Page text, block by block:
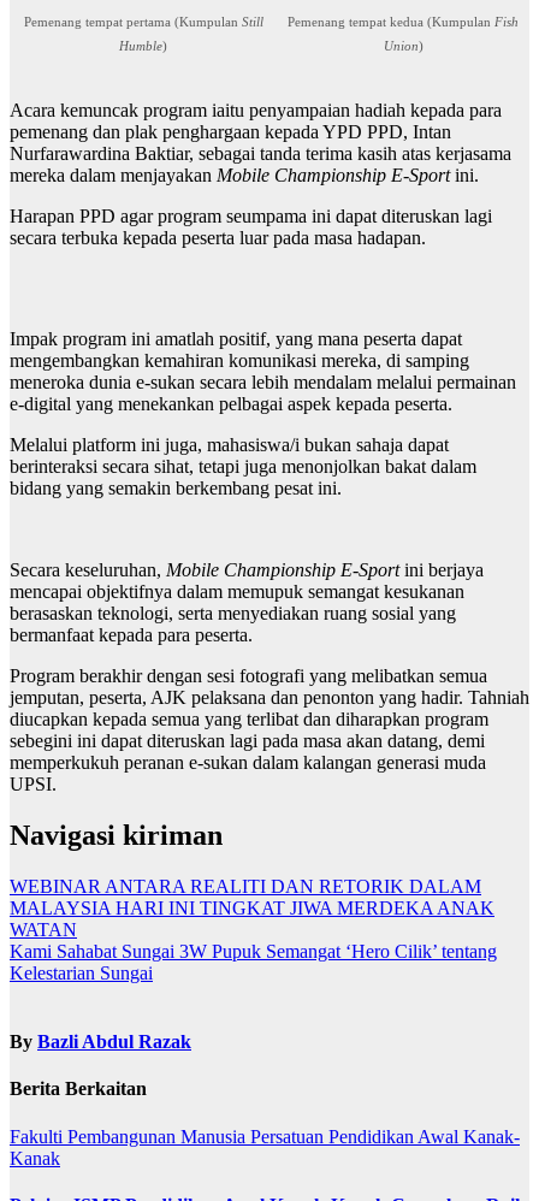
Pemenang tempat pertama (Kumpulan Still
Humble)
Pemenang tempat kedua (KumpulanFish
Union)
Acara kemuncak program iaitu penyampaian hadiah kepada para
pemenang dan plak penghargaan kepada YPD PPD, Intan
Nurfarawardina Baktiar, sebagai tanda terima kasih atas kerjasama
mereka dalam menjayakan Mobile Championship E-Sportini.
Harapan PPD agar program seumpama ini dapat diteruskan lagi
secara terbuka kepada peserta luar pada masa hadapan.
Impak program ini amatlah positif, yang mana peserta dapat
mengembangkan kemahiran komunikasi mereka, di samping
meneroka dunia e-sukan secara lebih mendalam melalui permainan
e-digital yang menekankan pelbagai aspek kepada peserta.
Melalui platform ini juga, mahasiswa/i bukan sahaja dapat
berinteraksi secara sihat, tetapi juga menonjolkan bakat dalam
bidang yang semakin berkembang pesat ini.
Secara keseluruhan, Mobile Championship E-Sportini berjaya
mencapai objektifnya dalam memupuk semangat kesukanan
berasaskan teknologi, serta menyediakan ruang sosial yang
bermanfaat kepada para peserta.
Program berakhir dengan sesi fotografi yang melibatkan semua
jemputan, peserta, AJK pelaksana dan penonton yang hadir. Tahniah
diucapkan kepada semua yang terlibat dan diharapkan program
sebegini ini dapat diteruskan lagi pada masa akan datang, demi
memperkukuh peranan e-sukan dalam kalangan generasi muda
UPSI.
Navigasi kiriman
WEBINAR ANTARA REALITI DAN RETORIK DALAM
MALAYSIA HARI INI TINGKAT JIWA MERDEKA ANAK
WATAN
Kami Sahabat Sungai 3W Pupuk Semangat ‘Hero Cilik’ tentang
Kelestarian Sungai
By Bazli Abdul Razak
Berita Berkaitan
Fakulti Pembangunan Manusia Persatuan Pendidikan Awal Kanak-
Kanak